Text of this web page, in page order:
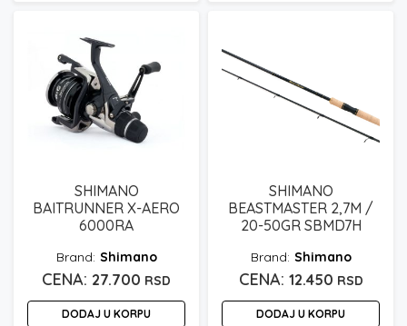
SHIMANO
BAITRUNNER X-AERO
6000RA
Shimano
27.700 RSD
DODAJ U KORPU
SHIMANO
BEASTMASTER 2,7M /
20-50GR SBMD7H
Shimano
12.450 RSD
DODAJ U KORPU